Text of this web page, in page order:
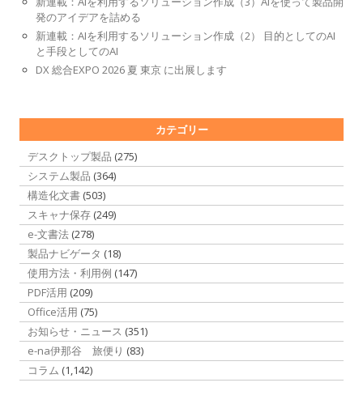
発のアイデアを詰める
新連載：AIを利用するソリューション作成（2） 目的としてのAI
と手段としてのAI
DX 総合EXPO 2026 夏 東京 に出展します
カテゴリー
デスクトップ製品 (275)
システム製品 (364)
構造化文書 (503)
スキャナ保存 (249)
e-文書法 (278)
製品ナビゲータ (18)
使用方法・利用例 (147)
PDF活用 (209)
Office活用 (75)
お知らせ・ニュース (351)
e-na伊那谷 旅便り (83)
コラム (1,142)